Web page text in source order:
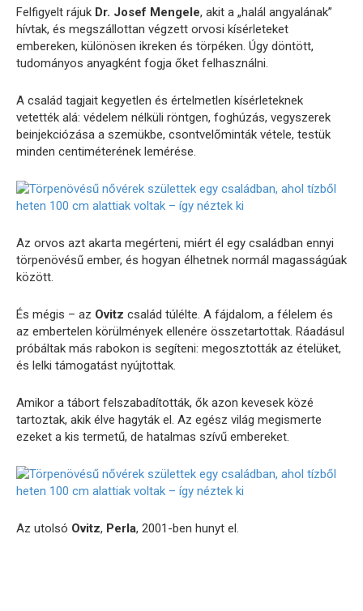
Felfigyelt rájuk Dr. Josef Mengele, akit a „halál angyalának”
hívtak, és megszállottan végzett orvosi kísérleteket
embereken, különösen ikreken és törpéken. Úgy döntött,
tudományos anyagként fogja őket felhasználni.
A család tagjait kegyetlen és értelmetlen kísérleteknek
vetették alá: védelem nélküli röntgen, foghúzás, vegyszerek
beinjekciózása a szemükbe, csontvelőminták vétele, testük
minden centiméterének lemérése.
Az orvos azt akarta megérteni, miért él egy családban ennyi
törpenövésű ember, és hogyan élhetnek normál magasságúak
között.
És mégis – az Ovitz család túlélte. A fájdalom, a félelem és
az embertelen körülmények ellenére összetartottak. Ráadásul
próbáltak más rabokon is segíteni: megosztották az ételüket,
és lelki támogatást nyújtottak.
Amikor a tábort felszabadították, ők azon kevesek közé
tartoztak, akik élve hagyták el. Az egész világ megismerte
ezeket a kis termetű, de hatalmas szívű embereket.
Az utolsó Ovitz, Perla, 2001-ben hunyt el.